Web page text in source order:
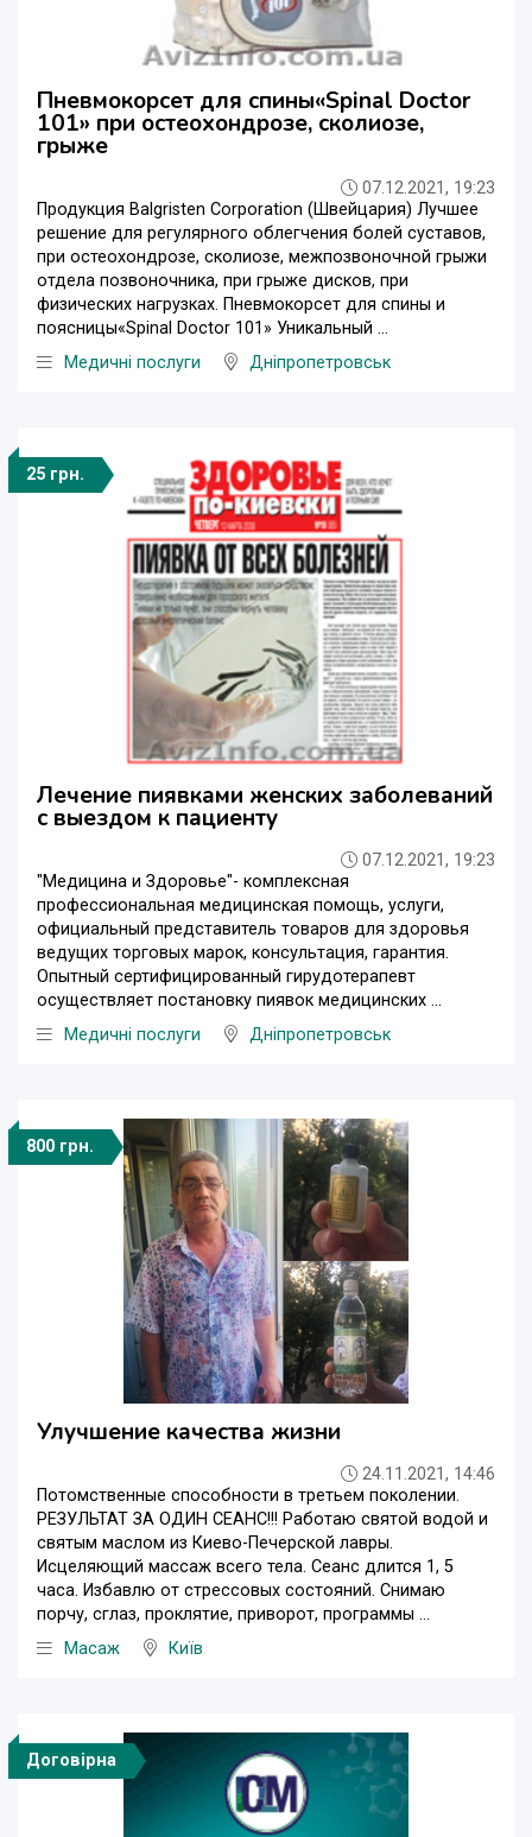
Пневмокорсет для спины«Spinal Doctor
101» при остеохондрозе, сколиозе,
грыже
07.12.2021, 19:23
Продукция Balgristen Corporation (Швейцария) Лучшее
решение для регулярного облегчения болей суставов,
при остеохондрозе, сколиозе, межпозвоночной грыжи
отдела позвоночника, при грыже дисков, при
физических нагрузках. Пневмокорсет для спины и
поясницы«Spinal Doctor 101» Уникальный ...
Медичні послуги
Дніпропетровськ
25 грн.
Лечение пиявками женских заболеваний
c выездом к пациенту
07.12.2021, 19:23
"Медицина и Здоровье"- комплексная
профессиональная медицинская помощь, услуги,
официальный представитель товаров для здоровья
ведущих торговых марок, консультация, гарантия.
Опытный сертифицированный гирудотерапевт
осуществляет постановку пиявок медицинских ...
Медичні послуги
Дніпропетровськ
800 грн.
Улучшение качества жизни
24.11.2021, 14:46
Потомственные способности в третьем поколении.
РЕЗУЛЬТАТ ЗА ОДИН СЕАНС!!! Работаю святой водой и
святым маслом из Киево-Печерской лавры.
Исцеляющий массаж всего тела. Сеанс длится 1, 5
часа. Избавлю от стрессовых состояний. Снимаю
порчу, сглаз, проклятие, приворот, программы ...
Масаж
Київ
Договірна